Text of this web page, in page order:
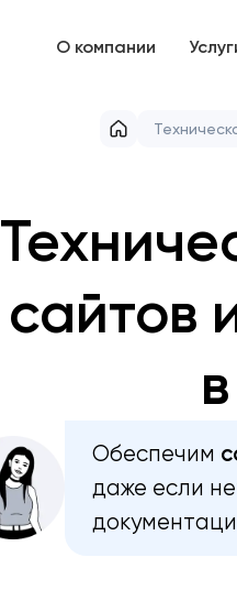
О компании
сайтов
Обеспечим
даже если